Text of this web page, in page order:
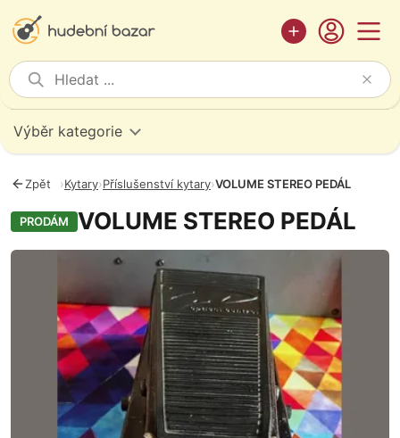
Výběr kategorie
Zpět ›Kytary›Příslušenství kytary›VOLUME STEREO PEDÁL
PRODÁM VOLUME STEREO PEDÁL
Fotografie